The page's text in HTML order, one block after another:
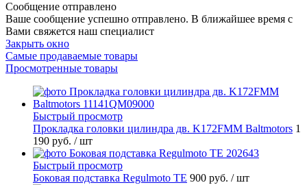
Сообщение отправлено
Ваше сообщение успешно отправлено. В ближайшее время с
Вами свяжется наш специалист
Закрыть окно
Самые продаваемые товары
Просмотренные товары
Быстрый просмотр
Прокладка головки цилиндра дв. K172FMM Baltmotors 1
190 руб. / шт
Быстрый просмотр
Боковая подставка Regulmoto TE 900 руб. / шт